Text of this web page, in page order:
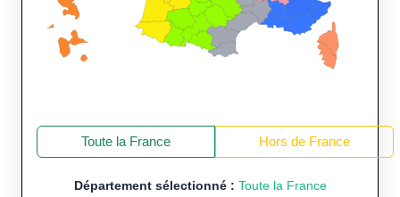
Toute la France Hors de France
Département sélectionné : Toute la France